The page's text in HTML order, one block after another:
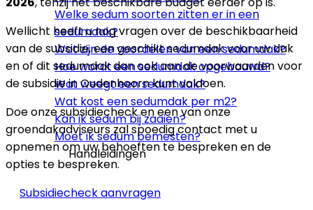
Welke sedum soorten zitten er in een
sedumdak?
Wat zijn de voordelen van een sedumdak?
Hoe wordt een sedumdak opgebouwd?
Wat weegt een sedumdak?
Wat kost een sedumdak per m2?
Kan ik sedum bij zaaien?
Moet ik sedum bemesten?
Handleidingen
Wellicht heeft u nog vragen over de beschikbaarheid
van de subsidie, een geschikt sedumdak voor uw dak
en of dit sedumdak dan ook aan de voorwaarden voor
de subsidie in Oudenhoorn kunt voldoen.
Doe onze subsidiecheck en een van onze
groendakadviseurs zal spoedig contact met u
opnemen om uw behoeften te bespreken en de
opties te bespreken.
Subsidiecheck aanvragen